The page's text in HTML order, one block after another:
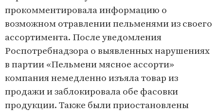
прокомментировала информацию о
возможном отравлении пельменями из своего
ассортимента. После уведомления
Роспотребнадзора о выявленных нарушениях
в партии «Пельмени мясное ассорти»
компания немедленно изъяла товар из
продажи и заблокировала обе фасовки
продукции. Также были приостановлены